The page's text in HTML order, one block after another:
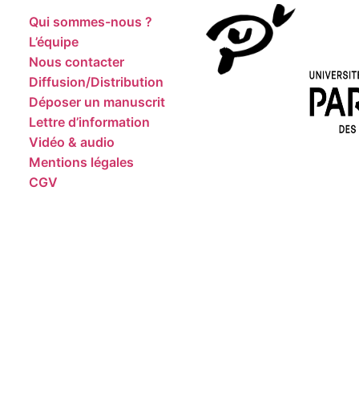
Qui sommes-nous ?
L’équipe
Nous contacter
Diffusion/Distribution
Déposer un manuscrit
Lettre d’information
Vidéo & audio
Mentions légales
CGV